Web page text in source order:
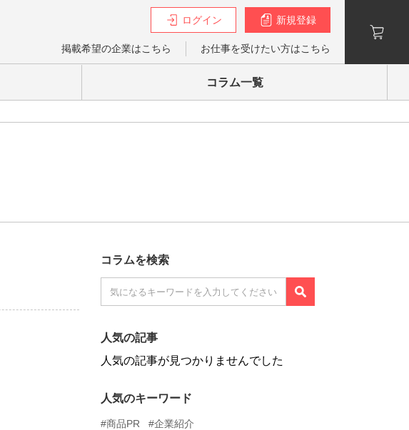
ログイン 新規登録
掲載希望の企業はこちら お仕事を受けたい方はこちら
コラム一覧
コラムを検索
人気の記事
人気の記事が見つかりませんでした
人気のキーワード
商品PR
企業紹介